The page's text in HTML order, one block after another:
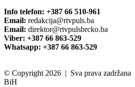
Info telefon: +387 66 510-961
Email: redakcija@rtvpuls.ba
Email: direktor@rtvpulsbrcko.ba
Viber: +387 66 863-529
Whatsapp: +387 66 863-529
© Copyright 2026 | Sva prava
BiH